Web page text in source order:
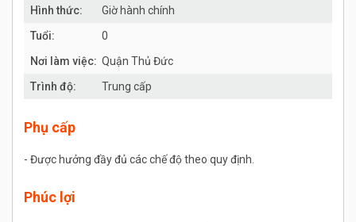
Hình thức:
Giờ hành chính
Tuổi:
0
Nơi làm việc: Quận Thủ Đức
Trình độ:
Trung cấp
Phụ cấp
- Được hưởng đầy đủ các chế độ theo quy định.
Phúc lợi